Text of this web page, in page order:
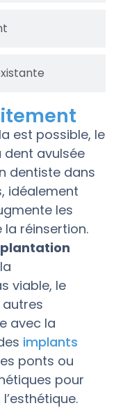
est possible, le
avulsée
dentiste dans
idéalement
les
réinsertion.
viable, le
avec la
implants
ponts ou
pour